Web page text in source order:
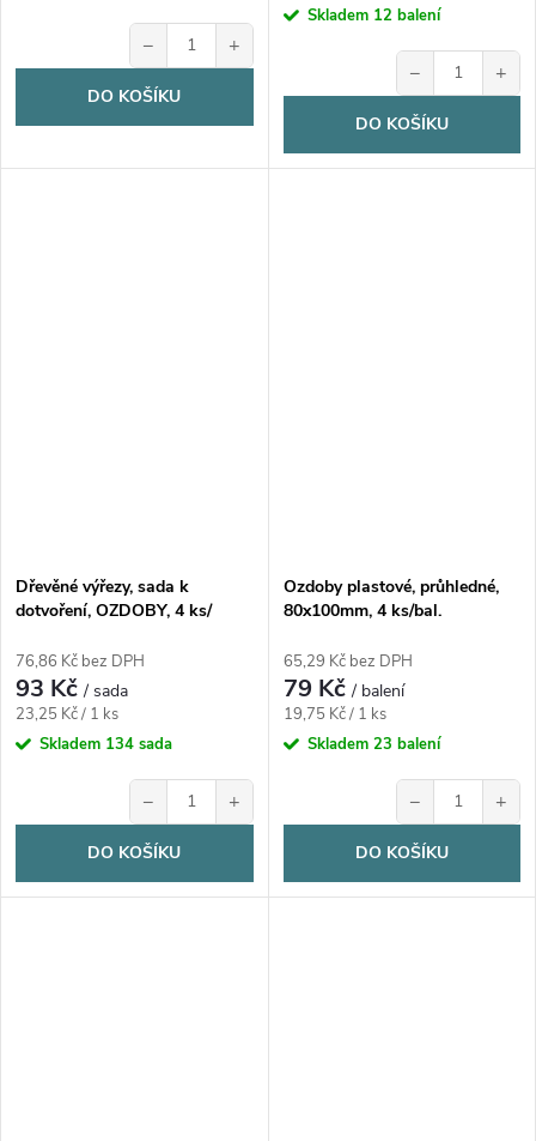
− +
DO KOŠÍKU
cena:Skladem 12 balení
− +
DO KOŠÍKU
Dřevěné výřezy, sada k
dotvoření, OZDOBY, 4 ks/
76,86 Kč bez DPH
93 Kč/ sada
Měrná
cena:
23,25 Kč / 1 ks
Skladem 134 sada
− +
DO KOŠÍKU
Ozdoby plastové, průhledné,
80x100mm, 4 ks/bal.
65,29 Kč bez DPH
79 Kč/ balení
Měrná
cena:
19,75 Kč / 1 ks
Skladem 23 balení
− +
DO KOŠÍKU